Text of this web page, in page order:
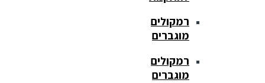
רמקולים
מוגברים
רמקולים
מוגברים